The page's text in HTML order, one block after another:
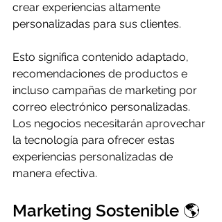
crear experiencias altamente
personalizadas para sus clientes.
Esto significa contenido adaptado,
recomendaciones de productos e
incluso campañas de marketing por
correo electrónico personalizadas.
Los negocios necesitarán aprovechar
la tecnología para ofrecer estas
experiencias personalizadas de
manera efectiva.
Marketing Sostenible 🌎